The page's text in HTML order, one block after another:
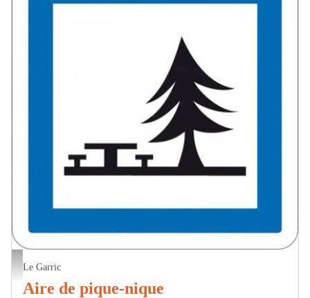
Aire de pique nique Logo
Le Garric
Aire de pique-nique